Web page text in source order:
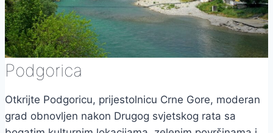
Podgorica
Otkrijte Podgoricu, prijestolnicu Crne Gore, moderan
grad obnovljen nakon Drugog svjetskog rata sa